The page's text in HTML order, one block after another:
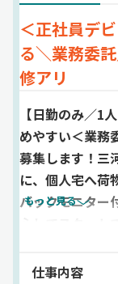
＜正社員デ
る＼業務委
修アリ
【日勤のみ／1
めやすい＜業務
募集します！三
に、個人宅へ荷
バックモニター
希望に応じて
もっと見る
仕事内容